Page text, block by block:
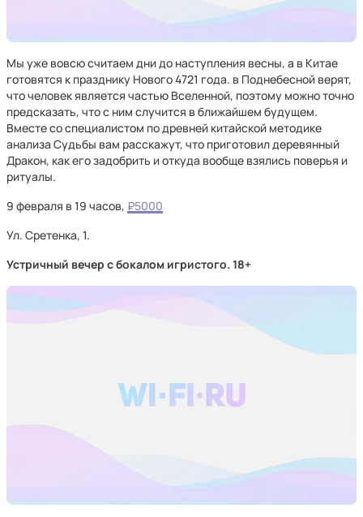
Мы уже вовсю считаем дни до наступления весны, а в Китае
готовятся к празднику Нового 4721 года. в Поднебесной верят,
что человек является частью Вселенной, поэтому можно точно
предсказать, что с ним случится в ближайшем будущем.
Вместе со специалистом по древней китайской методике
анализа Судьбы вам расскажут, что приготовил деревянный
Дракон, как его задобрить и откуда вообще взялись поверья и
ритуалы.
9 февраля в 19 часов, ₽5000
Ул. Сретенка, 1.
Устричный вечер с бокалом игристого. 18+